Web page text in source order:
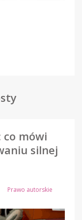
co mówi
silnej
Prawo autorskie